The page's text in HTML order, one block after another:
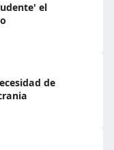
el
de